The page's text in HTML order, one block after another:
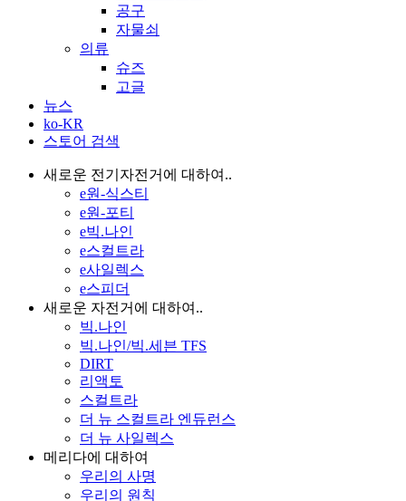
공구
자물쇠
의류
슈즈
고글
뉴스
ko-KR
스토어 검색
새로운 전기자전거에 대하여..
e원-식스티
e원-포티
e빅.나인
e스컬트라
e사일렉스
e스피더
새로운 자전거에 대하여..
빅.나인
빅.나인/빅.세븐 TFS
DIRT
리액토
스컬트라
더 뉴 스컬트라 엔듀런스
더 뉴 사일렉스
메리다에 대하여
우리의 사명
우리의 원칙